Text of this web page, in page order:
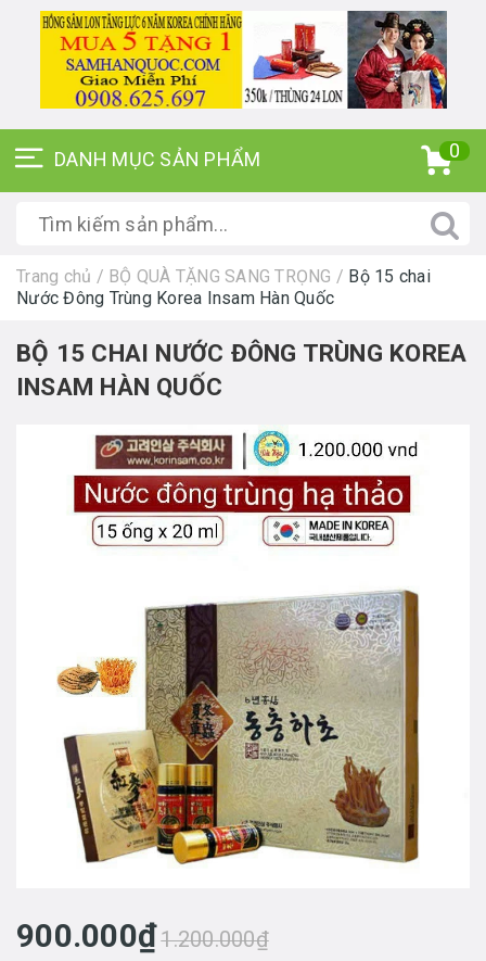
0
Trang chủ / BỘ QUÀ TẶNG SANG TRỌNG / Bộ 15 chai
Nước Đông Trùng Korea Insam Hàn Quốc
BỘ 15 CHAI NƯỚC ĐÔNG TRÙNG KOREA
INSAM HÀN QUỐC
900.000₫1.200.000₫